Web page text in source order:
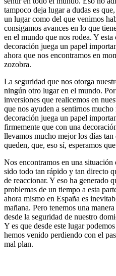
tampoco deja lugar a dudas es
un lugar como del que venimos
consigamos avances en lo que
en el mundo que nos rodea. Y
decoración juega un papel
ahora que nos encontramos en
zozobra.
La seguridad que nos otorga
ningún otro lugar en el mundo.
inversiones que realicemos en
que nos ayuden a sentirnos
decoración juega un papel
firmemente que con una
llevamos mucho mejor los días
queden, que, eso sí, esperamos
Nos encontramos en una situación
sido todo tan rápido y tan directo
de reaccionar. Y eso ha generado
problemas de un tiempo a esta
ahora mismo en España es
mañana. Pero tenemos una
desde la seguridad de nuestro
Y es que desde este lugar
hemos venido perdiendo con el
mal plan.